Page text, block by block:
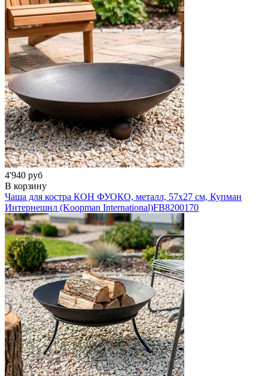
4'940 руб
В корзину
Чаша для костра КОН ФУОКО, металл, 57х27 см, Купман
Интернешнл (Koopman International)FB8200170